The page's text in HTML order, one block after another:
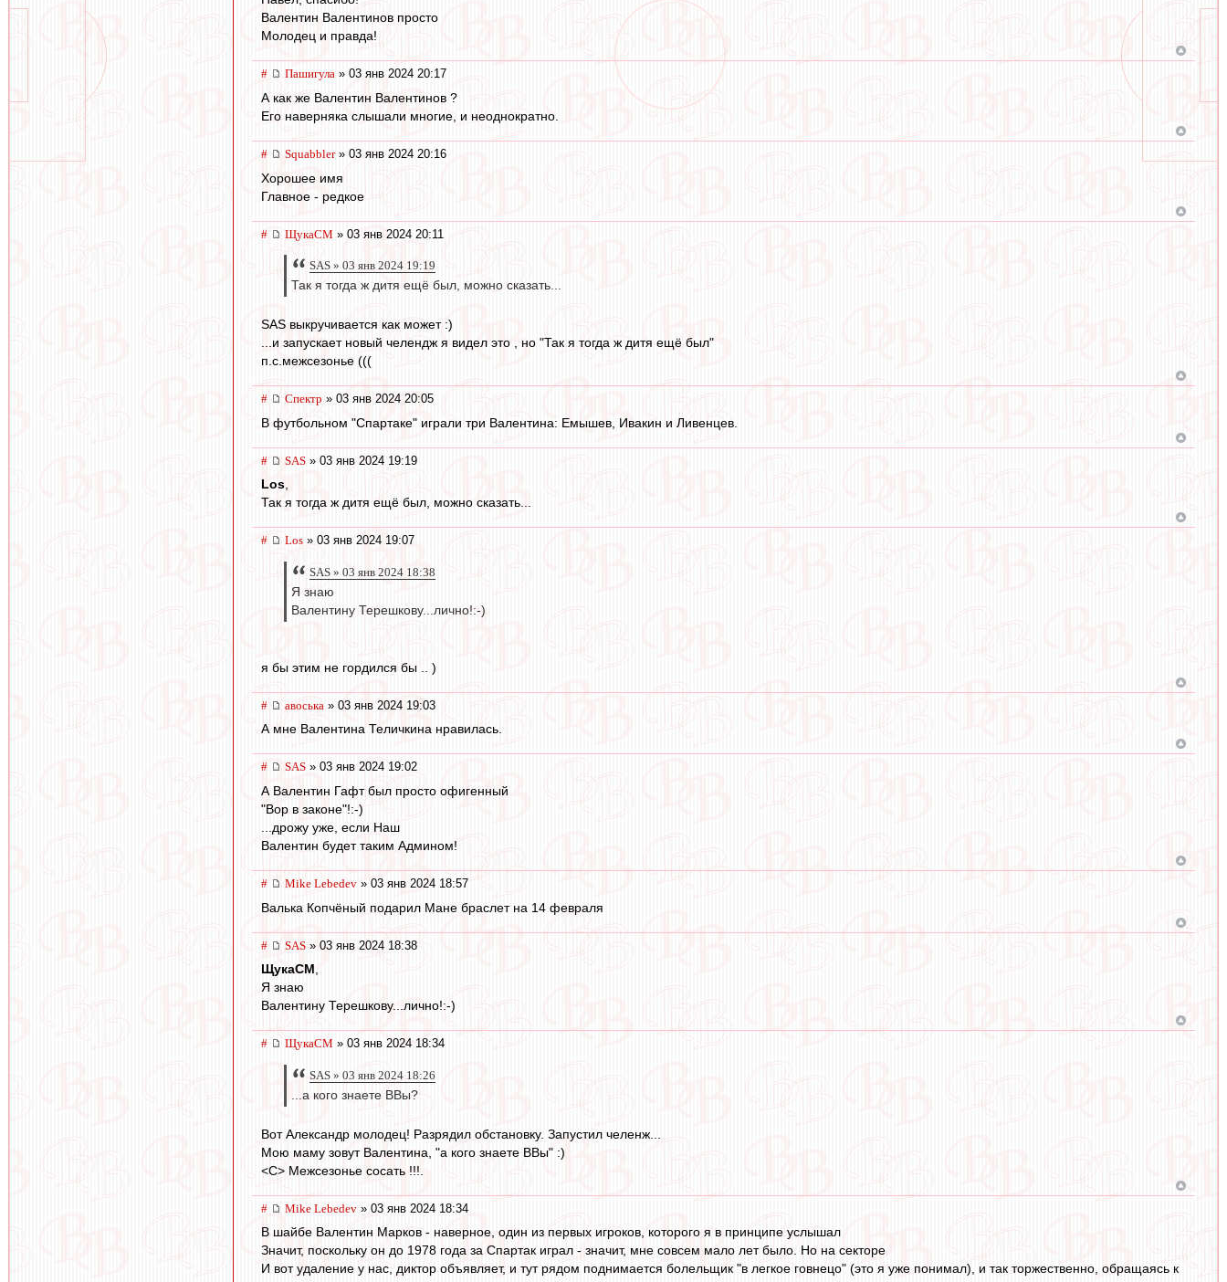
Валентин Валентинов просто
Молодец и правда!
# Пашигула » 03 янв 2024 20:17
А как же Валентин Валентинов ?
Его наверняка слышали многие, и неоднократно.
# Squabbler» 03 янв 2024 20:16
Хорошее имя
Главное - редкое
# ЩукаСМ » 03 янв 2024 20:11
SAS » 03 янв 2024 19:19
Так я тогда ж дитя ещё был, можно сказать...
SAS выкручивается как может :)
...и запускает новый челендж я видел это , но "Так я тогда ж дитя ещё был"
п.с.межсезонье (((
# Спектр » 03 янв 2024 20:05
В футбольном "Спартаке" играли три Валентина: Емышев, Ивакин и Ливенцев.
# SAS » 03 янв 2024 19:19
Los,
Так я тогда ж дитя ещё был, можно сказать...
# Los » 03 янв 2024 19:07
SAS » 03 янв 2024 18:38
Я знаю
Валентину Терешкову...лично!:-)
я бы этим не гордился бы .. )
# авоська » 03 янв 2024 19:03
А мне Валентина Теличкина нравилась.
# SAS » 03 янв 2024 19:02
А Валентин Гафт был просто офигенный
"Вор в законе"!:-)
...дрожу уже, если Наш
Валентин будет таким Админом!
# Mike Lebedev » 03 янв 2024 18:57
Валька Копчёный подарил Мане браслет на 14 февраля
# SAS » 03 янв 2024 18:38
ЩукаСМ,
Я знаю
Валентину Терешкову...лично!:-)
# ЩукаСМ » 03 янв 2024 18:34
SAS » 03 янв 2024 18:26
...а кого знаете ВВы?
Вот Александр молодец! Разрядил обстановку. Запустил челенж...
Мою маму зовут Валентина, "а кого знаете ВВы" :)
<C> Межсезонье сосать !!!.
# Mike Lebedev » 03 янв 2024 18:34
В шайбе Валентин Марков - наверное, один из первых игроков, которого я в принципе услышал
Значит, поскольку он до 1978 года за Спартак играл - значит, мне совсем мало лет было. Но на секторе
И вот удаление у нас, диктор объявляет, и тут рядом поднимается болельщик "в легкое говнецо" (это я уже понимал), и так торжественно, обращаясь к